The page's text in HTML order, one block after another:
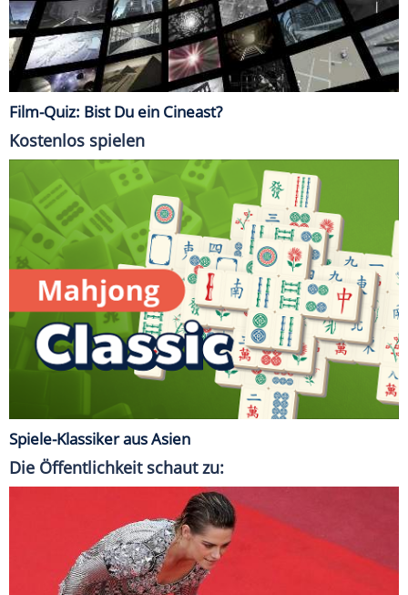
Film-Quiz: Bist Du ein Cineast?
Kostenlos spielen
Spiele-Klassiker aus Asien
Die Öffentlichkeit schaut zu: